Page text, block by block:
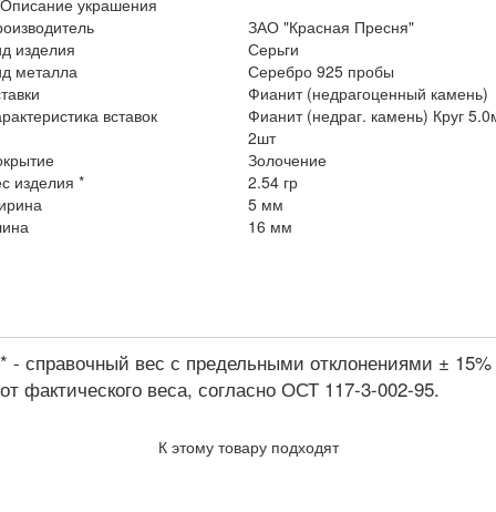
Описание украшения
ЗАО "Красная Пресня"
изделия
Серьги
металла
Серебро 925 пробы
Фианит (недрагоценный камень)
вставок
Фианит (недраг. камень) Круг
2шт
Золочение
изделия *
2.54 гр
5 мм
16 мм
* - справочный вес с предельными отклонениями ± 15%
от фактического веса, согласно ОСТ 117-3-002-95.
К этому товару подходят